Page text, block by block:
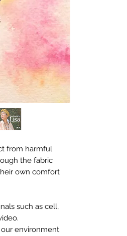
from harmful
the fabric
own comfort
such as cell,
environment.